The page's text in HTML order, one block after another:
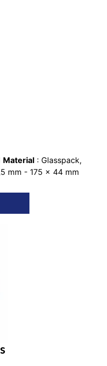
Material: Glasspack,
mm - 175 x 44 mm